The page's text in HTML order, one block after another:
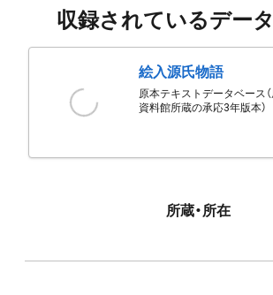
収録されているデー
絵入源氏物語
原本テキストデータベース
資料館所蔵の承応3年版本）
所蔵・所在